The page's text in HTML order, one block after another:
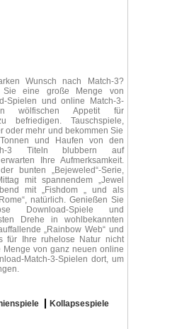
Wunsch nach Match-3?
Sie eine große Menge von
Spielen und online Match-3-
wölfischen Appetit für
befriedigen. Tauschspiele,
oder mehr und bekommen Sie
und Haufen von den
3 Titeln blubbern auf
Ihre Aufmerksamkeit.
bunten „Bejeweled“-Serie,
mit spannendem „Jewel
mit „Fishdom „ und als
natürlich. Genießen Sie
Download-Spiele und
Drehe in wohlbekannten
„Rainbow Web“ und
für Ihre ruhelose Natur nicht
von ganz neuen online
Match-3-Spielen dort, um
Kollapsespiele